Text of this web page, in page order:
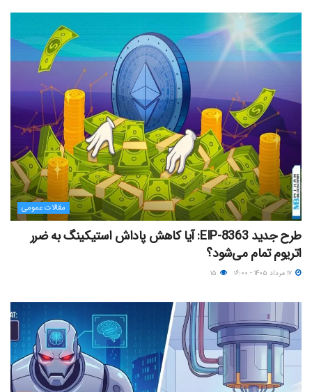
مقالات عمومی
طرح جدید EIP-8363: آیا کاهش پاداش استیکینگ به ضرر
اتریوم تمام می‌شود؟